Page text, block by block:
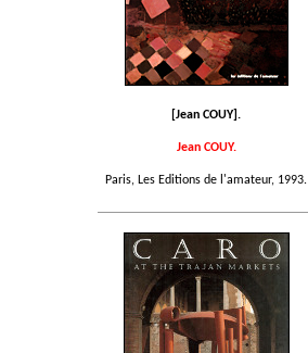
[Jean COUY].
Jean COUY.
Paris, Les Editions de l'amateur, 1993.